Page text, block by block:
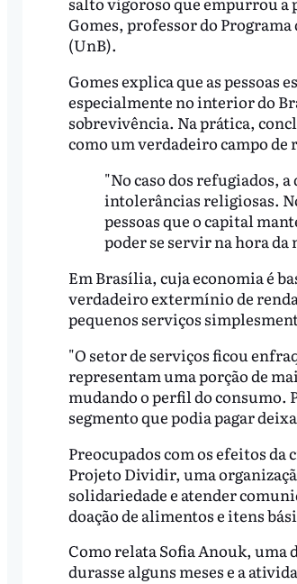
Gomes, professor do
(UnB).
Gomes explica que as pessoas
especialmente no interior do
sobrevivência. Na prática,
como um verdadeiro campo de
"No caso dos refugiados,
intolerâncias religiosas.
pessoas que o capital
poder se servir na hora da
Em Brasília, cuja economia é
verdadeiro extermínio de
pequenos serviços
"O setor de serviços ficou
representam uma porção de
mudando o perfil do consumo.
segmento que podia pagar
Preocupados com os efeitos
Projeto Dividir, uma
solidariedade e atender
doação de alimentos e itens
Como relata Sofia Anouk, uma
durasse alguns meses e a